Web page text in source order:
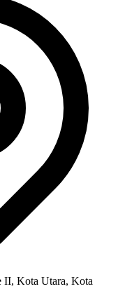
II, Kota Utara, Kota